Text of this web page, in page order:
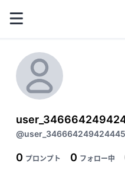
0 プロンプト 0 フォロー中